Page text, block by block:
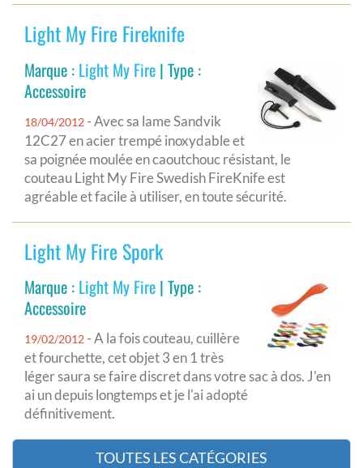
Light My Fire Fireknife
Marque : Light My Fire | Type :
Accessoire
18/04/2012 - Avec sa lame Sandvik
12C27 en acier trempé inoxydable et
sa poignée moulée en caoutchouc résistant, le
couteau Light My Fire Swedish FireKnife est
agréable et facile à utiliser, en toute sécurité.
Light My Fire Spork
Marque : Light My Fire | Type :
Accessoire
19/02/2012 - A la fois couteau, cuillère
et fourchette, cet objet 3 en 1 très
léger saura se faire discret dans votre sac à dos. J'en
ai un depuis longtemps et je l'ai adopté
définitivement.
TOUTES LES CATÉGORIES